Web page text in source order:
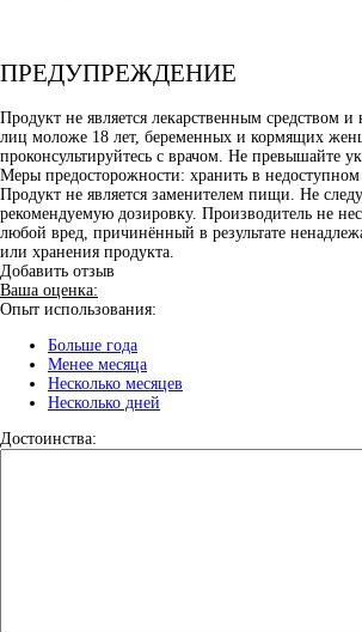
ПРЕДУПРЕЖДЕНИЕ
Продукт не является лекарственным средством и
лиц моложе 18 лет, беременных и кормящих
проконсультируйтесь с врачом. Не превышайте
Меры предосторожности: хранить в недоступном
Продукт не является заменителем пищи. Не
рекомендуемую дозировку. Производитель не
любой вред, причинённый в результате
или хранения продукта.
Добавить отзыв
Ваша оценка:
Опыт использования:
Больше года
Менее месяца
Несколько месяцев
Несколько дней
Достоинства: